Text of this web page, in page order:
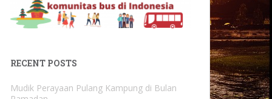
RECENT POSTS
Mudik Perayaan Pulang Kampung di Bulan